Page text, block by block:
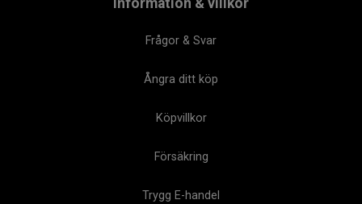
Information & villkor
Frågor & Svar
Ångra ditt köp
Köpvillkor
Försäkring
Trygg E-handel